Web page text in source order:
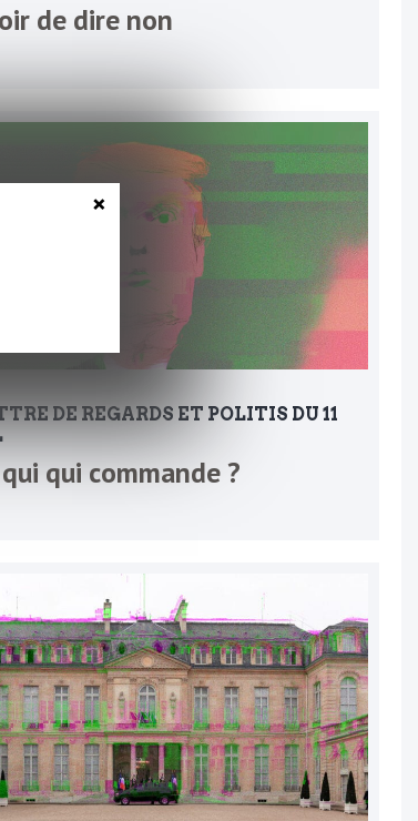
de dire non
DE REGARDS ET POLITIS DU 11
qui qui commande ?
×